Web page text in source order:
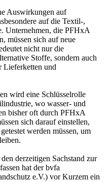
Auswirkungen auf
auf die Textil-,
Unternehmen, die PFHxA
müssen sich auf neue
nicht nur die
Stoffe, sondern auch
Lieferketten und
wird eine Schlüsselrolle
wo wasser- und
bisher oft durch PFHxA
sich darauf einstellen,
werden müssen, um
derzeitigen Sachstand zur
hat der bvfa
e.V.) vor Kurzem ein